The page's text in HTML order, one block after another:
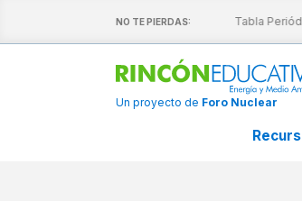
NO TE PIERDAS:
nuestras láminas interactivas Tabla
Un proyecto de Foro Nuclear